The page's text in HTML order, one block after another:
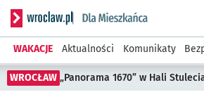
Serwis informacyjny wroclaw.pl
WAKACJE Aktualności Komunikaty
WROCŁAW „Panorama 1670” w Hali